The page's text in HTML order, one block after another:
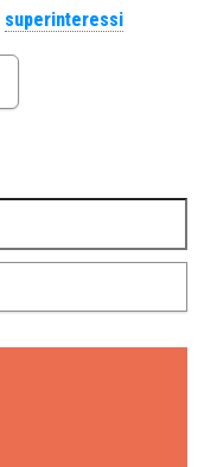
superinteressi